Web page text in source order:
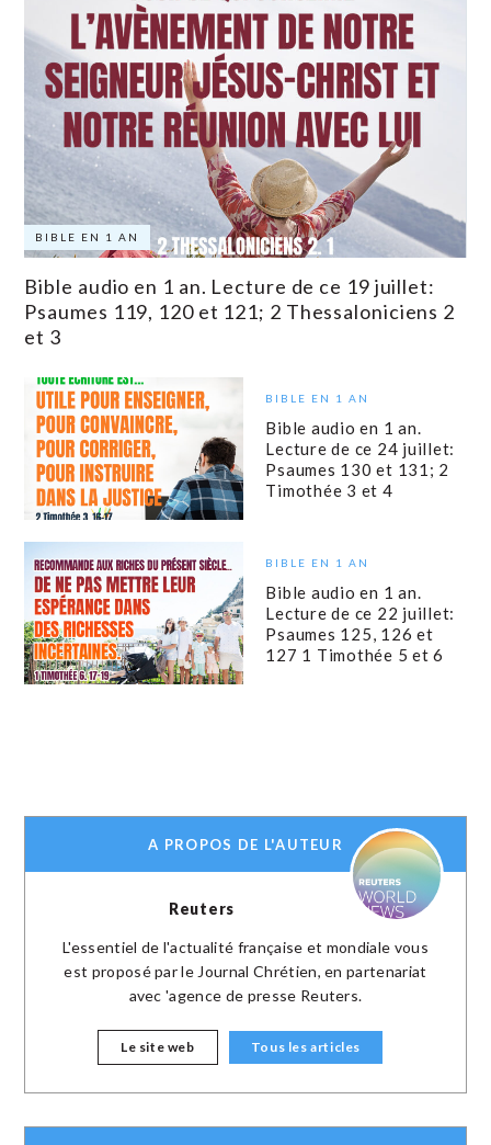
BIBLE EN 1 AN
Bible audio en 1 an. Lecture de ce 19 juillet:
Psaumes 119, 120 et 121; 2 Thessaloniciens 2
et 3
BIBLE EN 1 AN
Bible audio en 1 an.
Lecture de ce 24 juillet:
Psaumes 130 et 131; 2
Timothée 3 et 4
BIBLE EN 1 AN
Bible audio en 1 an.
Lecture de ce 22 juillet:
Psaumes 125, 126 et
127 1 Timothée 5 et 6
A PROPOS DE L'AUTEUR
Reuters
L'essentiel de l'actualité française et mondiale vous
est proposé par le Journal Chrétien, en partenariat
avec 'agence de presse Reuters.
Le site web Tous les articles